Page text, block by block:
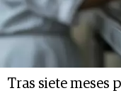
Tras siete meses